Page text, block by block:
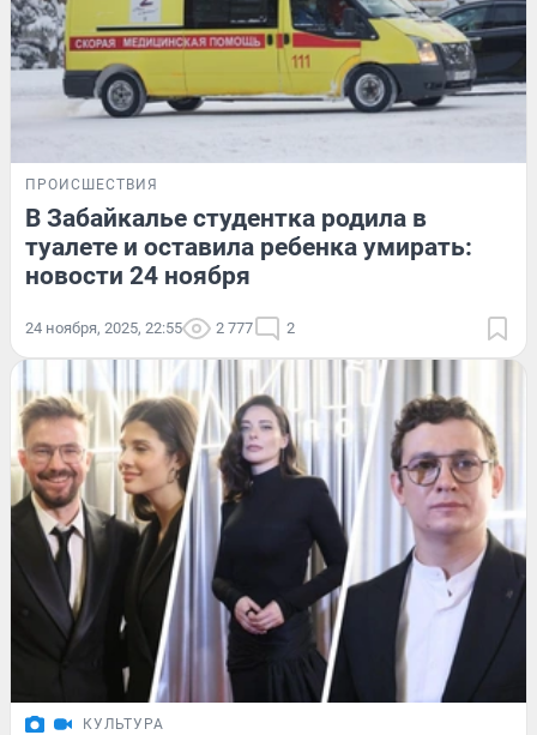
ПРОИСШЕСТВИЯ
В Забайкалье студентка родила в
туалете и оставила ребенка умирать:
новости 24 ноября
24 ноября, 2025, 22:55 2 777 2
КУЛЬТУРА